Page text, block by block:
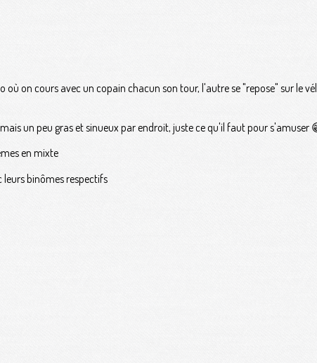
on cours avec un copain chacun son tour, l'autre se "repose" sur le
un peu gras et sinueux par endroit, juste ce qu'il faut pour s'amuser
en mixte
leurs binômes respectifs